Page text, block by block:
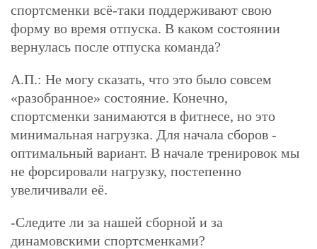
спортсменки всё-таки поддерживают свою
форму во время отпуска. В каком состоянии
вернулась после отпуска команда?
А.П.: Не могу сказать, что это было совсем
«разобранное» состояние. Конечно,
спортсменки занимаются в фитнесе, но это
минимальная нагрузка. Для начала сборов -
оптимальный вариант. В начале тренировок мы
не форсировали нагрузку, постепенно
увеличивали её.
-Следите ли за нашей сборной и за
динамовскими спортсменками?